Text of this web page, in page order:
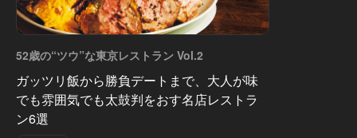
52歳の“ツウ”な東京レストラン Vol.2
ガッツリ飯から勝負デートまで、大人が味
でも雰囲気でも太鼓判をおす名店レストラ
ン6選